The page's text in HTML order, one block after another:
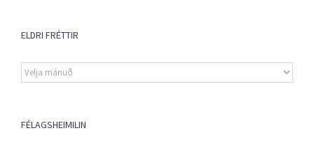
ELDRI FRÉTTIR
Eldri
fréttir
FÉLAGSHEIMILIN